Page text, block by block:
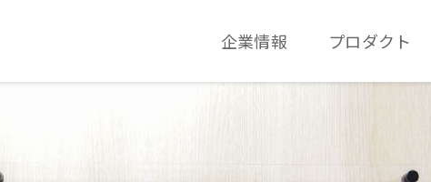
企業情報 プロダクト